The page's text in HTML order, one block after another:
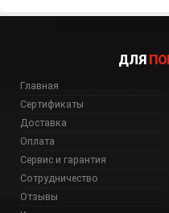
ДЛЯ
Главная
Сертификаты
Доставка
Оплата
Сервис и гарантия
Сотрудничество
Отзывы